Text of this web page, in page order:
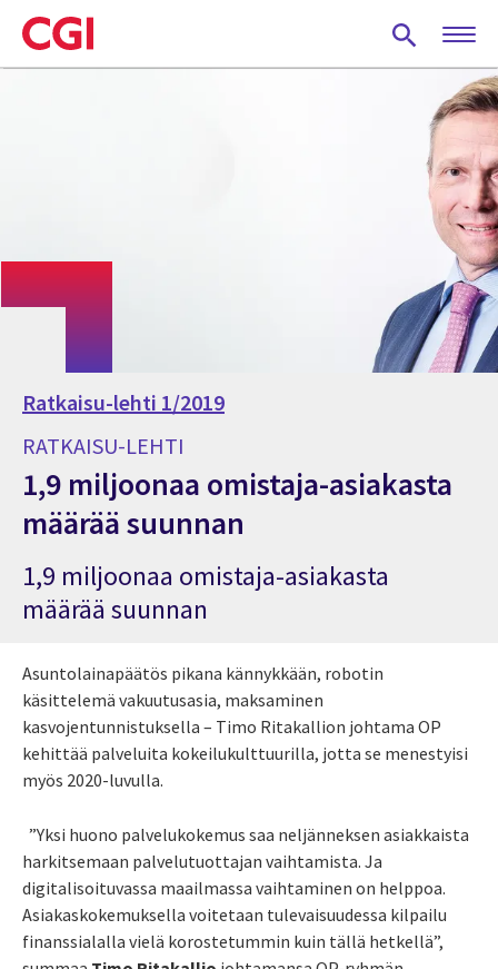
Skip
to
main
Ratkaisu-lehti 1/2019
RATKAISU-LEHTI
1,9 miljoonaa omistaja-asiakasta
määrää suunnan
1,9 miljoonaa omistaja-asiakasta
määrää suunnan
Asuntolainapäätös pikana kännykkään, robotin
käsittelemä vakuutusasia, maksaminen
kasvojentunnistuksella – Timo Ritakallion johtama OP
kehittää palveluita kokeilukulttuurilla, jotta se menestyisi
myös 2020-luvulla.
”Yksi huono palvelukokemus saa neljänneksen asiakkaista
harkitsemaan palvelutuottajan vaihtamista. Ja
digitalisoituvassa maailmassa vaihtaminen on helppoa.
Asiakaskokemuksella voitetaan tulevaisuudessa kilpailu
finanssialalla vielä korostetummin kuin tällä hetkellä”,